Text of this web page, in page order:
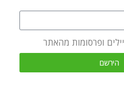
הייתי צריך להיות בחופשה –
ופרסומות מהאתר
הירשם